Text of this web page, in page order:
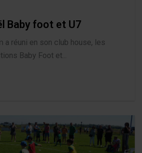
Baby foot et U7
a réuni en son club house, les
Baby Foot et...